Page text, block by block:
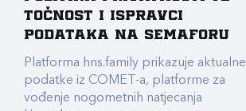
točnost i ispravci
podataka na Semaforu
Platforma hns.family prikazuje aktualne
podatke iz COMET-a, platforme za
vođenje nogometnih natjecanja